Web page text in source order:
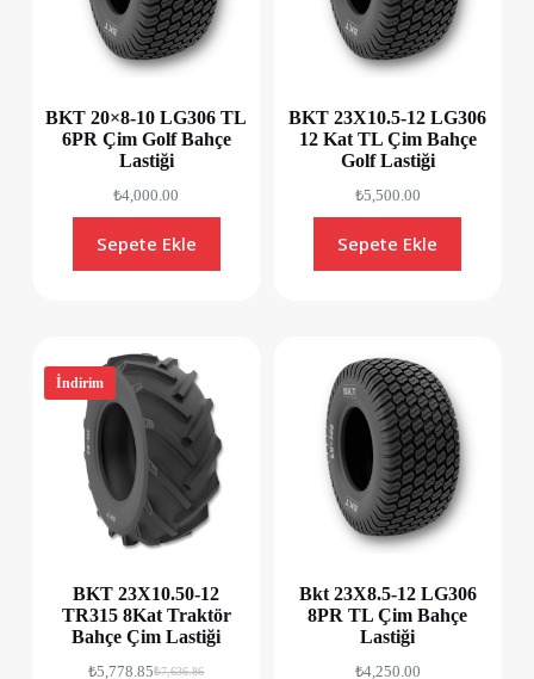
BKT 20×8-10 LG306 TL
6PR Çim Golf Bahçe
Lastiği
₺4,000.00
Sepete Ekle
BKT 23X10.5-12 LG306
12 Kat TL Çim Bahçe
Golf Lastiği
₺5,500.00
Sepete Ekle
İndirim
BKT 23X10.50-12
TR315 8Kat Traktör
Bahçe Çim Lastiği
₺7,636.86
₺5,778.85
Bkt 23X8.5-12 LG306
8PR TL Çim Bahçe
Lastiği
₺4,250.00